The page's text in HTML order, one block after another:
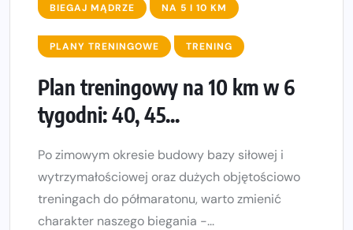
BIEGAJ MĄDRZE NA 5 I 10 KM
PLANY TRENINGOWE TRENING
Plan treningowy na 10 km w 6
tygodni: 40, 45...
Po zimowym okresie budowy bazy siłowej i
wytrzymałościowej oraz dużych objętościowo
treningach do półmaratonu, warto zmienić
charakter naszego biegania -...